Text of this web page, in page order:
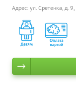
Адрес: ул. Сретенка, д. 9,